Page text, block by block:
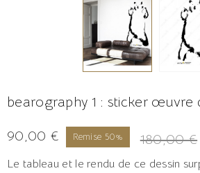
bearography 1 : sticker œuvre
90,00 €
Remise 50% 180,00 €
Le tableau et le rendu de ce dessin